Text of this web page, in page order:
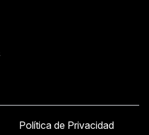
Política de Privacidad